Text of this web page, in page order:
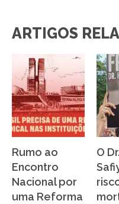
ARTIGOS
Rumo ao
Encontro
Nacional por
uma Reforma
O